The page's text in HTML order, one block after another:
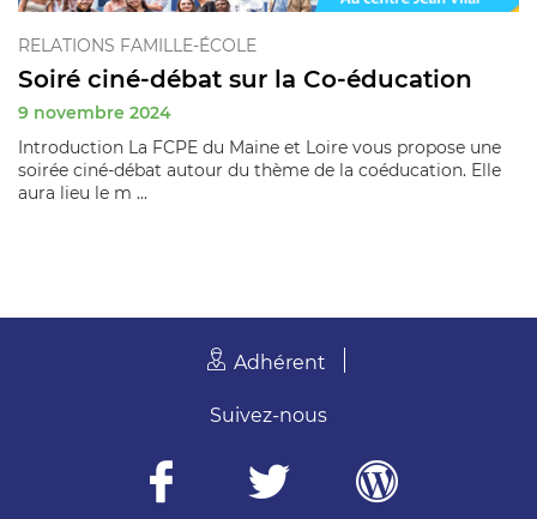
RELATIONS FAMILLE-ÉCOLE
Soiré ciné-débat sur la Co-éducation
9 novembre 2024
Introduction La FCPE du Maine et Loire vous propose une
soirée ciné-débat autour du thème de la coéducation. Elle
aura lieu le m ...
Adhérent
Suivez-nous